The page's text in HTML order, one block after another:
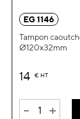
EG 1146
Tampon
Ø120x32mm
14 € HT
- +